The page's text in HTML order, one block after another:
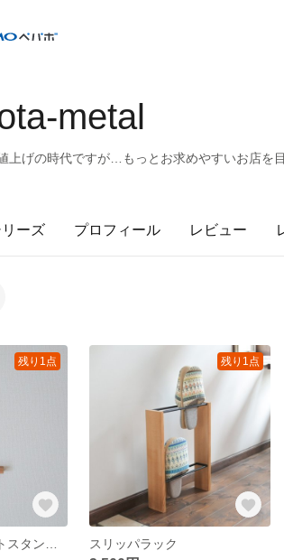
metal
上げの時代ですが…もっとお求めやすいお店を
リーズ プロフィール レビュー
残り1点 残り1点
スリッパラック